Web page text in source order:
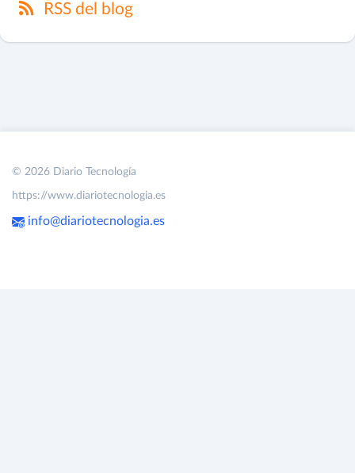
RSS del blog
© 2026 Diario Tecnología
https://www.diariotecnologia.es
info@diariotecnologia.es